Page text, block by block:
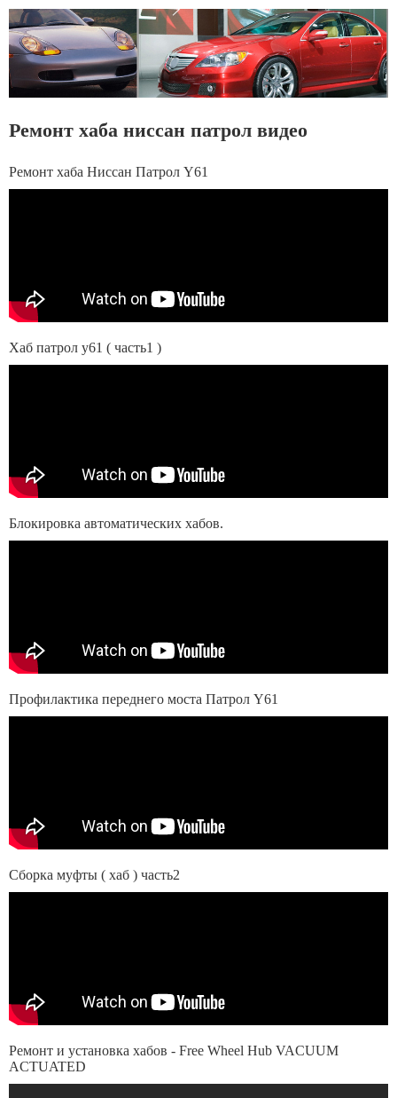
Ремонт хаба ниссан патрол видео
Ремонт хаба Ниссан Патрол Y61
Хаб патрол у61 ( часть1 )
Блокировка автоматических хабов.
Профилактика переднего моста Патрол Y61
Сборка муфты ( хаб ) часть2
Ремонт и установка хабов - Free Wheel Hub VACUUM
ACTUATED